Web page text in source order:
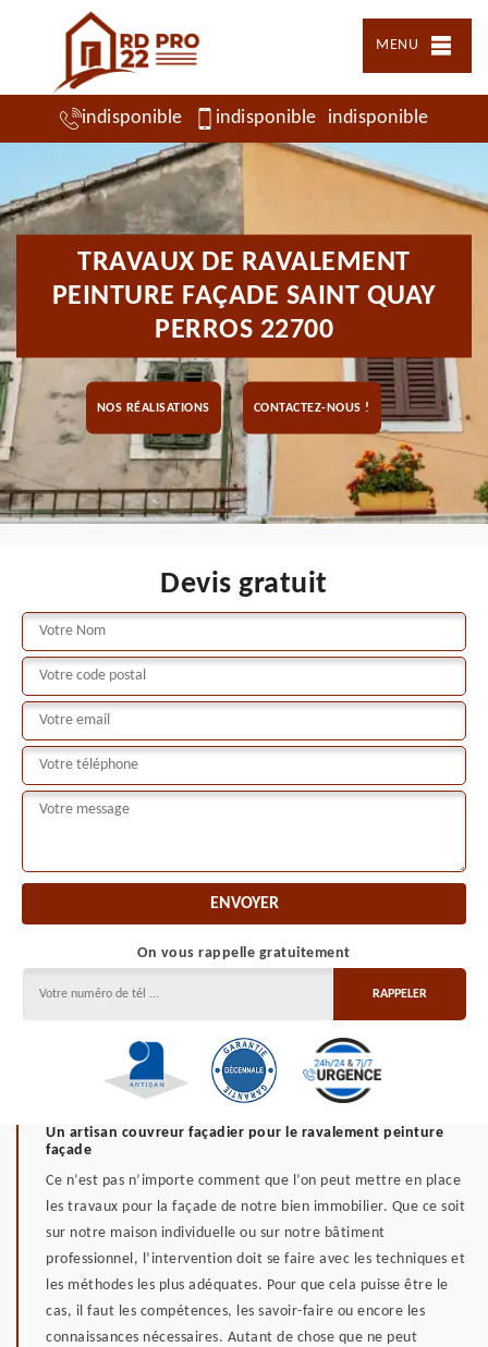
MENU
indisponible indisponible indisponible
TRAVAUX DE RAVALEMENT
PEINTURE FAÇADE SAINT QUAY
PERROS 22700
NOS RÉALISATIONS CONTACTEZ-NOUS !
Devis gratuit
On vous rappelle gratuitement
Un artisan couvreur façadier pour le ravalement peinture
façade
Ce n’est pas n’importe comment que l’on peut mettre en place
les travaux pour la façade de notre bien immobilier. Que ce soit
sur notre maison individuelle ou sur notre bâtiment
professionnel, l’intervention doit se faire avec les techniques et
les méthodes les plus adéquates. Pour que cela puisse être le
cas, il faut les compétences, les savoir-faire ou encore les
connaissances nécessaires. Autant de chose que ne peut